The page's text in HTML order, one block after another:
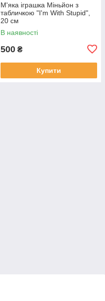
М'яка іграшка Міньйон з
табличкою "I'm With Stupid",
20 см
В наявності
500 ₴
Купити